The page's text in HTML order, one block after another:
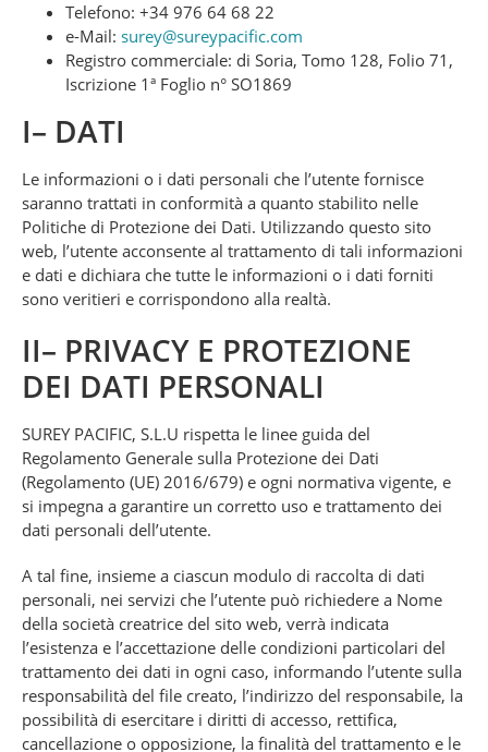
Telefono: +34 976 64 68 22
e-Mail: surey@sureypacific.com
Registro commerciale: di Soria, Tomo 128, Folio 71,
Iscrizione 1ª Foglio n° SO1869
I– DATI
Le informazioni o i dati personali che l’utente fornisce
saranno trattati in conformità a quanto stabilito nelle
Politiche di Protezione dei Dati. Utilizzando questo sito
web, l’utente acconsente al trattamento di tali informazioni
e dati e dichiara che tutte le informazioni o i dati forniti
sono veritieri e corrispondono alla realtà.
II– PRIVACY E PROTEZIONE
DEI DATI PERSONALI
SUREY PACIFIC, S.L.U rispetta le linee guida del
Regolamento Generale sulla Protezione dei Dati
(Regolamento (UE) 2016/679) e ogni normativa vigente, e
si impegna a garantire un corretto uso e trattamento dei
dati personali dell’utente.
A tal fine, insieme a ciascun modulo di raccolta di dati
personali, nei servizi che l’utente può richiedere a Nome
della società creatrice del sito web, verrà indicata
l’esistenza e l’accettazione delle condizioni particolari del
trattamento dei dati in ogni caso, informando l’utente sulla
responsabilità del file creato, l’indirizzo del responsabile, la
possibilità di esercitare i diritti di accesso, rettifica,
cancellazione o opposizione, la finalità del trattamento e le